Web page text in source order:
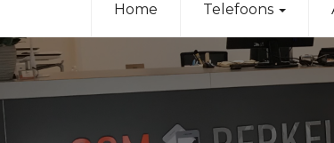
Home Telefoons